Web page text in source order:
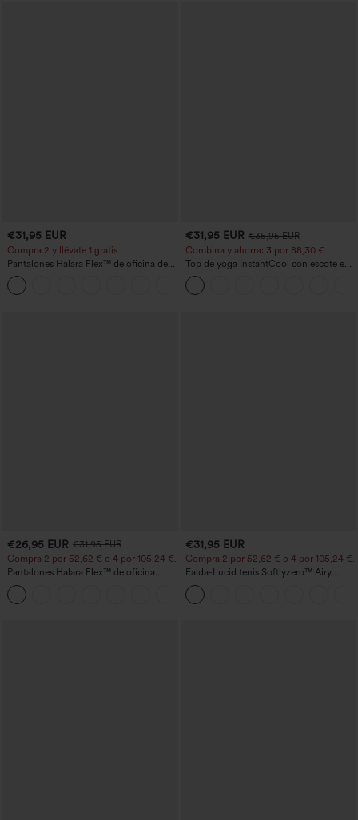
€31,95 EUR
Compra 2 y llévate 1 gratis
Pantalones Halara Flex™ de oficina de
tiro alto ligeramente acampanados con
bolsillos
€31,95 EUR €35,95 EUR
Combina y ahorra: 3 por 88,30 €
Top de yoga InstantCool con escote en
U y bajo curvado - UPF50+
€26,95 EUR €31,95 EUR
Compra 2 por 52,62 € o 4 por 105,24 €.
Pantalones Halara Flex™ de oficina
anchos plisados de tiro alto con bolsillos
en tela tipo gofre
€31,95 EUR
Compra 2 por 52,62 € o 4 por 105,24 €.
Falda-Lucid tenis Softlyzero™ Airy
cruzado tacto fresco bolsillo lateral 2 en
1 -UPF50+